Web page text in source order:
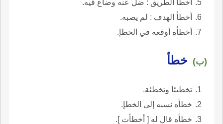
أخطأ الطريق : ضل عنه وضاع فيه.
أخطأ الهدف : لم يصبه.
أخطأه أوقعه في الخطإ.
(ب) خطأ
تخطيئا وتخطئة.
خطأه نسبه إلى الخطإ.
خطأه قال له [ أخطأت ].